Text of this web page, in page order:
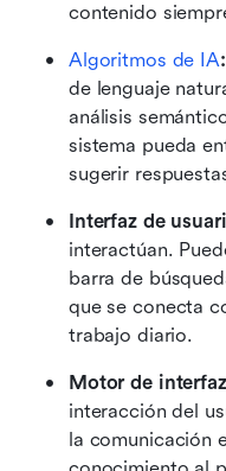
contenido
Algoritmos de IA:
de lenguaje
análisis
sistema pueda
sugerir
Interfaz de
interactúan.
barra de
que se conecta
trabajo diario.
Motor de
interacción del
la comunicación